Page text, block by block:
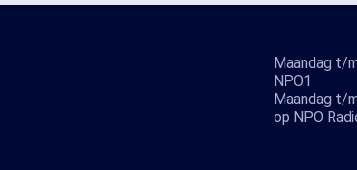
Maandag t/
NPO1
Maandag t/
op NPO